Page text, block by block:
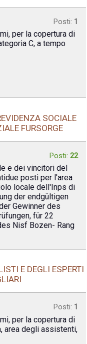
Posti: 1
per la copertura di
C, a tempo
SOCIALE
FURSORGE
Posti: 22
e dei vincitori del
posti per l'area
locale dell'Inps di
der endgültigen
Gewinner des
für 22
Nisf Bozen- Rang
E DEGLI ESPERTI
Posti: 1
per la copertura di
area degli assistenti,